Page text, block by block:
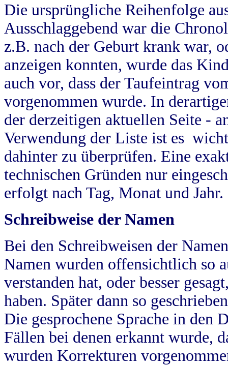
Die ursprüngliche Reihenfolge
Ausschlaggebend war die
z.B. nach der Geburt krank war,
anzeigen konnten, wurde das
auch vor, dass der Taufeintrag
vorgenommen wurde. In
der derzeitigen aktuellen Seite -
Verwendung der Liste ist es
dahinter zu überprüfen. Eine
technischen Gründen nur
erfolgt nach Tag, Monat und Jahr.
Schreibweise der Namen
Bei den Schreibweisen der
Namen wurden offensichtlich so
verstanden hat, oder besser
haben. Später dann so
Die gesprochene Sprache in
Fällen bei denen erkannt wurde,
wurden Korrekturen